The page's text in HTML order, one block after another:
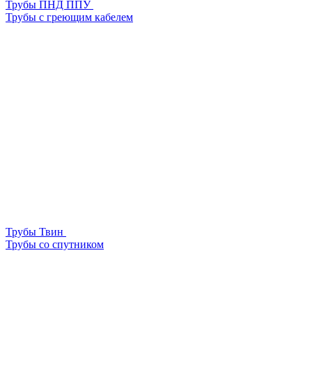
Трубы ПНД ППУ
Трубы с греющим кабелем
Трубы Твин
Трубы со спутником